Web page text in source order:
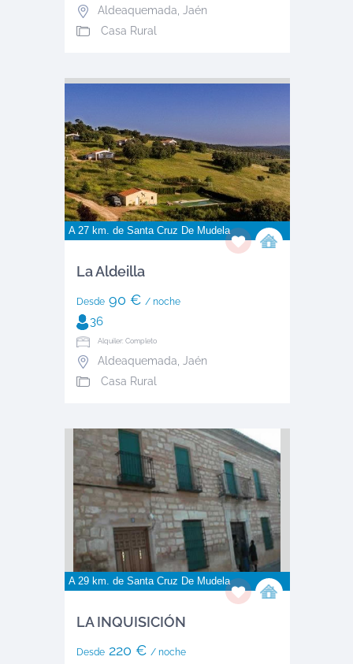
Aldeaquemada, Jaén
Casa Rural
A 27 km. de Santa Cruz De Mudela
La Aldeilla
Desde90 € / noche
36
Alquiler: Completo
Aldeaquemada, Jaén
Casa Rural
A 29 km. de Santa Cruz De Mudela
LA INQUISICIÓN
Desde220 € / noche